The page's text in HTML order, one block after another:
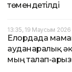
төмендетілді
13:35, 19 Маусым 2026
Елордада
ауданаралық
мың талап-арыз